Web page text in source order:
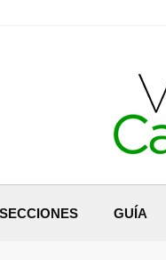
SECCIONES GUÍA